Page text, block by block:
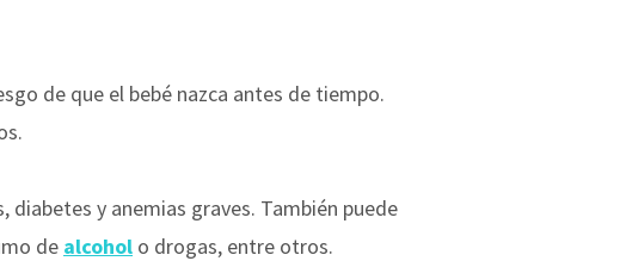
de que el bebé nazca antes de tiempo.
y anemias graves. También puede
de alcohol o drogas, entre otros.